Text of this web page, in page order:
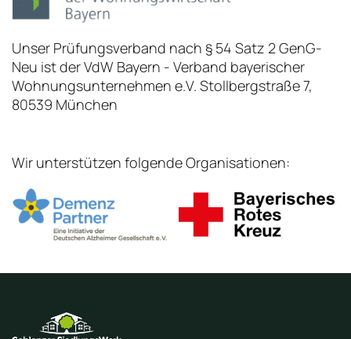
Unser Prüfungsverband nach § 54 Satz 2 GenG-
Neu ist der VdW Bayern - Verband bayerischer
Wohnungsunternehmen e.V. Stollbergstraße 7,
80539 München
Wir unterstützen folgende Organisationen: